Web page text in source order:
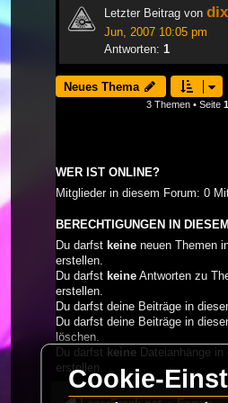
Letzter Beitrag von
Jun, 2007 10:05 pm
Antworten: 1
Neues Thema
3 Themen • Seite 1
WER IST ONLINE?
Mitglieder in diesem Forum: 0
BERECHTIGUNGEN IN
Du darfst keine neuen Themen
erstellen.
Du darfst keine Antworten zu
erstellen.
Du darfst deine Beiträge in
Du darfst deine Beiträge in
löschen.
Du darfst keine Dateianhänge
erstellen.
Cookie-